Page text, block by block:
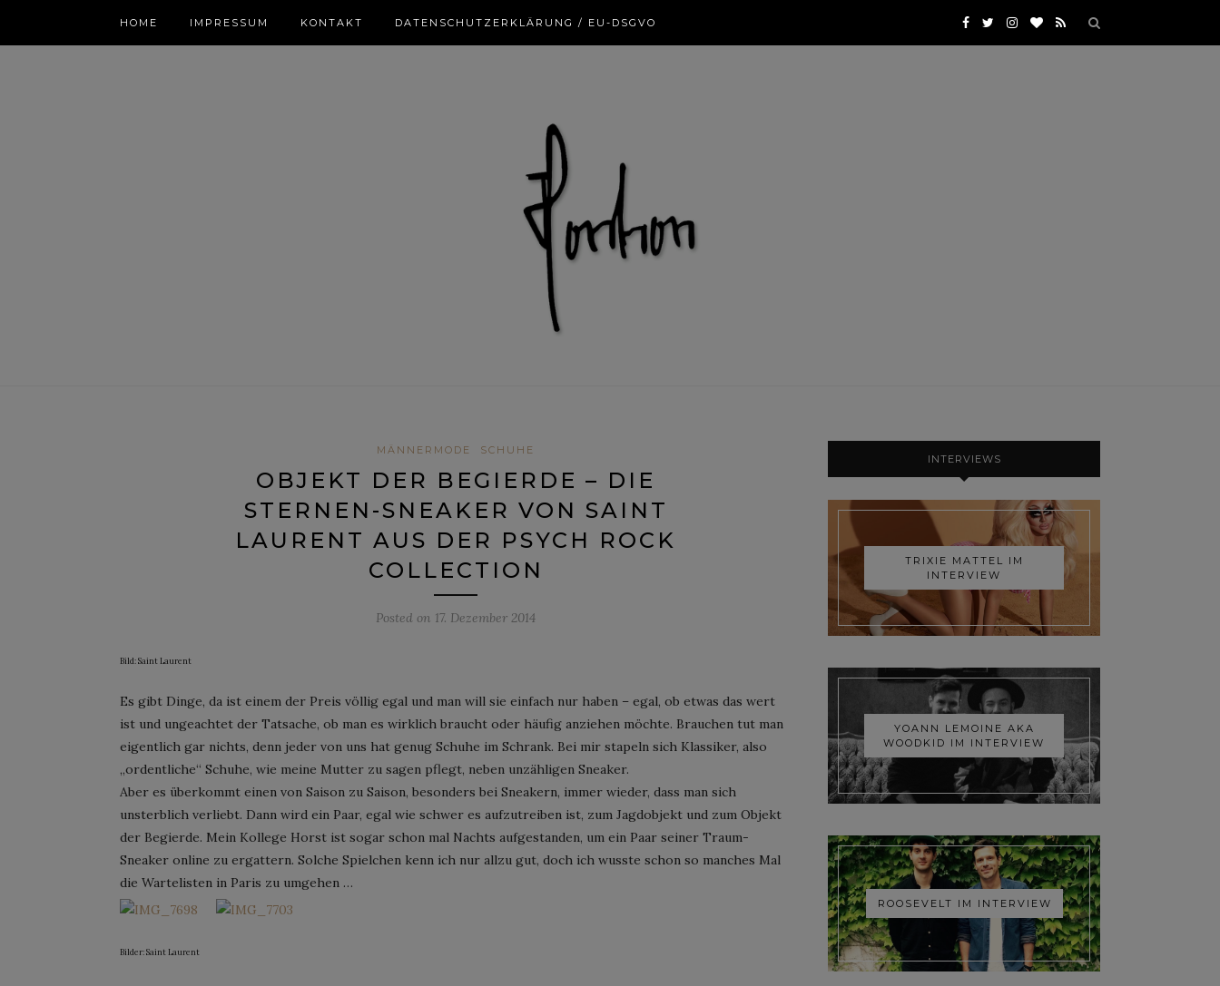
HOME IMPRESSUM KONTAKT DATENSCHUTZERKLÄRUNG / EU-DSGVO
MÄNNERMODE SCHUHE
OBJEKT DER BEGIERDE – DIE
STERNEN-SNEAKER VON SAINT
LAURENT AUS DER PSYCH ROCK
COLLECTION
Posted on 17. Dezember 2014
Bild: Saint Laurent
Es gibt Dinge, da ist einem der Preis völlig egal und man will sie einfach nur haben – egal, ob etwas das wert
ist und ungeachtet der Tatsache, ob man es wirklich braucht oder häufig anziehen möchte. Brauchen tut man
eigentlich gar nichts, denn jeder von uns hat genug Schuhe im Schrank. Bei mir stapeln sich Klassiker, also
„ordentliche“ Schuhe, wie meine Mutter zu sagen pflegt, neben unzähligen Sneaker.
Aber es überkommt einen von Saison zu Saison, besonders bei Sneakern, immer wieder, dass man sich
unsterblich verliebt. Dann wird ein Paar, egal wie schwer es aufzutreiben ist, zum Jagdobjekt und zum Objekt
der Begierde. Mein Kollege Horst ist sogar schon mal Nachts aufgestanden, um ein Paar seiner Traum-
Sneaker online zu ergattern. Solche Spielchen kenn ich nur allzu gut, doch ich wusste schon so manches Mal
die Wartelisten in Paris zu umgehen …
Bilder: Saint Laurent
INTERVIEWS
TRIXIE MATTEL IM
INTERVIEW
YOANN LEMOINE AKA
WOODKID IM INTERVIEW
ROOSEVELT IM INTERVIEW